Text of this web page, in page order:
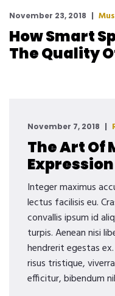
November 23, 2018
How Smart
The Quality
November 7, 2018
The Art Of
Integer maximus
lectus facilisis eu.
convallis ipsum id
turpis. Aenean nisi
hendrerit egestas
risus tristique,
efficitur, bibendum